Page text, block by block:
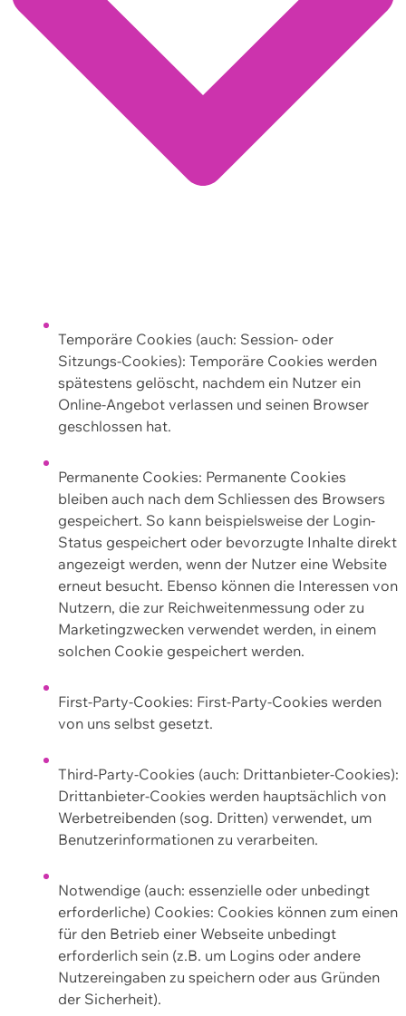
Temporäre Cookies (auch: Session- oder
Sitzungs-Cookies): Temporäre Cookies werden
spätestens gelöscht, nachdem ein Nutzer ein
Online-Angebot verlassen und seinen Browser
geschlossen hat.
Permanente Cookies: Permanente Cookies
bleiben auch nach dem Schliessen des Browsers
gespeichert. So kann beispielsweise der Login-
Status gespeichert oder bevorzugte Inhalte direkt
angezeigt werden, wenn der Nutzer eine Website
erneut besucht. Ebenso können die Interessen von
Nutzern, die zur Reichweitenmessung oder zu
Marketingzwecken verwendet werden, in einem
solchen Cookie gespeichert werden.
First-Party-Cookies: First-Party-Cookies werden
von uns selbst gesetzt.
Third-Party-Cookies (auch: Drittanbieter-Cookies):
Drittanbieter-Cookies werden hauptsächlich von
Werbetreibenden (sog. Dritten) verwendet, um
Benutzerinformationen zu verarbeiten.
Notwendige (auch: essenzielle oder unbedingt
erforderliche) Cookies: Cookies können zum einen
für den Betrieb einer Webseite unbedingt
erforderlich sein (z.B. um Logins oder andere
Nutzereingaben zu speichern oder aus Gründen
der Sicherheit).